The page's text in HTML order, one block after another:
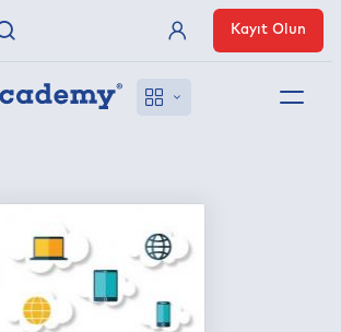
Üye Girişi
Kayıt Olun